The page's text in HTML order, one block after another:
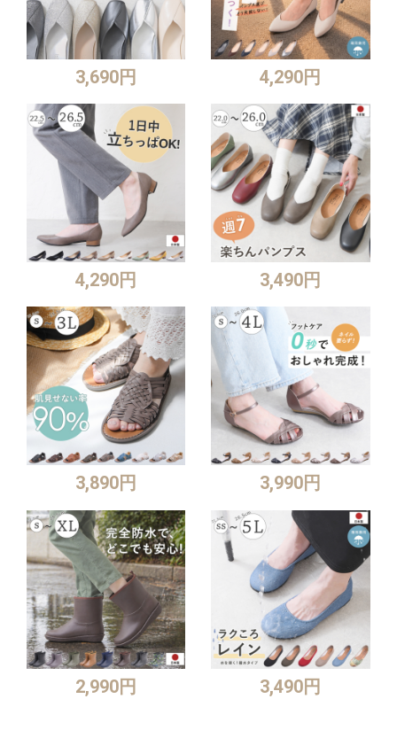
3,690円 4,290円
4,290円 3,490円
3,890円 3,990円
2,990円 3,490円